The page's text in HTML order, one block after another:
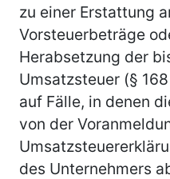
zu einer Erstattung
Vorsteuerbeträge
Herabsetzung der
Umsatzsteuer (§
auf Fälle, in denen
von der
des Unternehmers